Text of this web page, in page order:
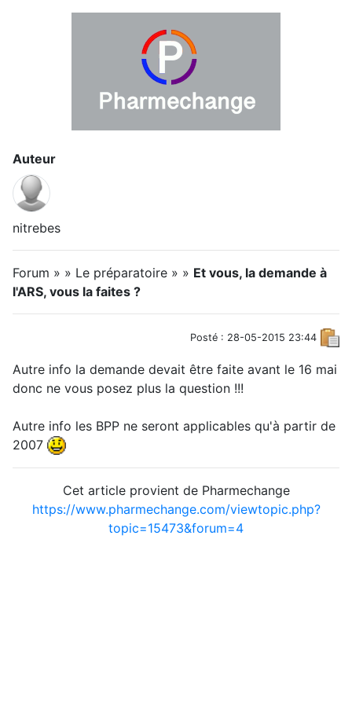
Auteur
nitrebes
Forum » » Le préparatoire » » Et vous, la demande à
l'ARS, vous la faites ?
Posté : 28-05-2015 23:44
Autre info la demande devait être faite avant le 16 mai
donc ne vous posez plus la question !!!
Autre info les BPP ne seront applicables qu'à partir de
2007
Cet article provient de Pharmechange
https://www.pharmechange.com/viewtopic.php?
topic=15473&forum=4